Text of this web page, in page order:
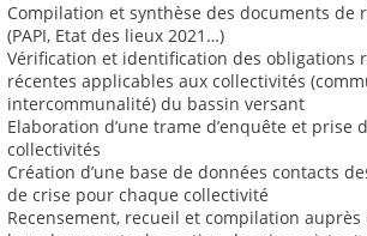
Compilation et synthèse des documents de
(PAPI, Etat des lieux 2021…)
Vérification et identification des obligations
récentes applicables aux collectivités
intercommunalité) du bassin versant
Elaboration d’une trame d’enquête et prise
collectivités
Création d’une base de données contacts
de crise pour chaque collectivité
Recensement, recueil et compilation